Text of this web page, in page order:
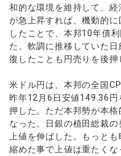
和的な環境を維持して、
が急上昇すれば、機動的
したことで、本邦10年債
た。軟調に推移していた
復したことも円売りを後押
米ドル円は、本邦の全国
昨年12月6日安値149.36
押した。ただ本邦勢が本
なった。日銀の植田総裁
上値を伸ばした。もっと
縮めた事で上値は重たく